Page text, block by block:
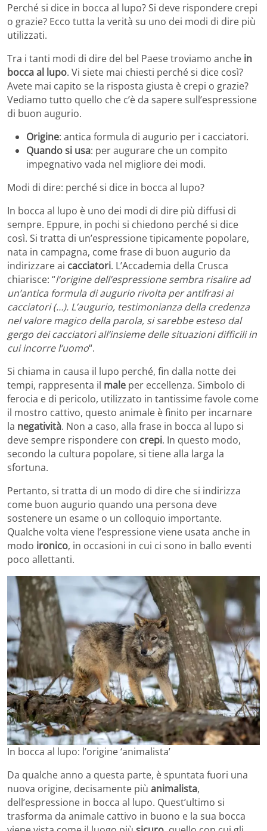
Perché si dice in bocca al lupo? Si deve rispondere crepi
o grazie? Ecco tutta la verità su uno dei modi di dire più
utilizzati.
Tra i tanti modi di dire del bel Paese troviamo anche in
bocca al lupo. Vi siete mai chiesti perché si dice così?
Avete mai capito se la risposta giusta è crepi o grazie?
Vediamo tutto quello che c’è da sapere sull’espressione
di buon augurio.
Origine: antica formula di augurio per i cacciatori.
Quando si usa: per augurare che un compito
impegnativo vada nel migliore dei modi.
Modi di dire: perché si dice in bocca al lupo?
In bocca al lupo è uno dei modi di dire più diffusi di
sempre. Eppure, in pochi si chiedono perché si dice
così. Si tratta di un’espressione tipicamente popolare,
nata in campagna, come frase di buon augurio da
indirizzare ai cacciatori. L’Accademia della Crusca
chiarisce: “l’origine dell’espressione sembra risalire ad
un’antica formula di augurio rivolta per antifrasi ai
cacciatori (…). L’augurio, testimonianza della credenza
nel valore magico della parola, si sarebbe esteso dal
gergo dei cacciatori all’insieme delle situazioni difficili in
cui incorre l’uomo“.
Si chiama in causa il lupo perché, fin dalla notte dei
tempi, rappresenta il male per eccellenza. Simbolo di
ferocia e di pericolo, utilizzato in tantissime favole come
il mostro cattivo, questo animale è finito per incarnare
la negatività. Non a caso, alla frase in bocca al lupo si
deve sempre rispondere con crepi. In questo modo,
secondo la cultura popolare, si tiene alla larga la
sfortuna.
Pertanto, si tratta di un modo di dire che si indirizza
come buon augurio quando una persona deve
sostenere un esame o un colloquio importante.
Qualche volta viene l’espressione viene usata anche in
modo ironico, in occasioni in cui ci sono in ballo eventi
poco allettanti.
In bocca al lupo: l’origine ‘animalista’
Da qualche anno a questa parte, è spuntata fuori una
nuova origine, decisamente più animalista,
dell’espressione in bocca al lupo. Quest’ultimo si
trasforma da animale cattivo in buono e la sua bocca